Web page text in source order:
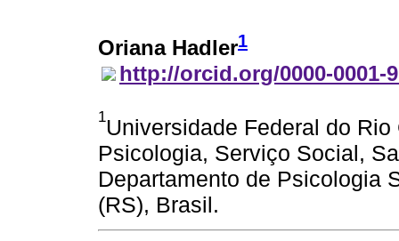
Oriana Hadler1
http://orcid.org/0000-0001-
1Universidade Federal do
Psicologia, Serviço Social,
Departamento de Psicologia
(RS), Brasil.